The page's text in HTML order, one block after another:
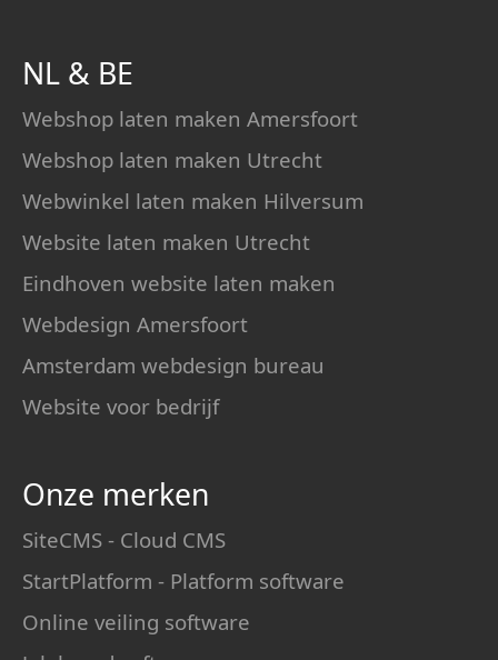
NL & BE
Webshop laten maken Amersfoort
Webshop laten maken Utrecht
Webwinkel laten maken Hilversum
Website laten maken Utrecht
Eindhoven website laten maken
Webdesign Amersfoort
Amsterdam webdesign bureau
Website voor bedrijf
Onze merken
SiteCMS - Cloud CMS
StartPlatform - Platform software
Online veiling software